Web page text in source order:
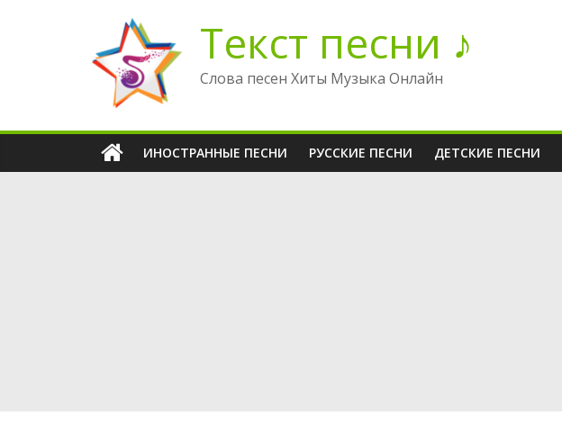
содержимому
Текст песни ♪
Слова песен Хиты Музыка Онлайн
ИНОСТРАННЫЕ ПЕСНИ РУССКИЕ ПЕСНИ ДЕТСКИЕ ПЕСНИ